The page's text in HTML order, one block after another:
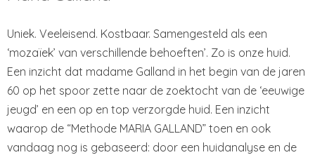
Uniek. Veeleisend. Kostbaar. Samengesteld als een
‘mozaïek’ van verschillende behoeften’. Zo is onze huid.
Een inzicht dat madame Galland in het begin van de jaren
60 op het spoor zette naar de zoektocht van de ‘eeuwige
jeugd’ en een op en top verzorgde huid. Een inzicht
waarop de “Methode MARIA GALLAND” toen en ook
vandaag nog is gebaseerd: door een huidanalyse en de